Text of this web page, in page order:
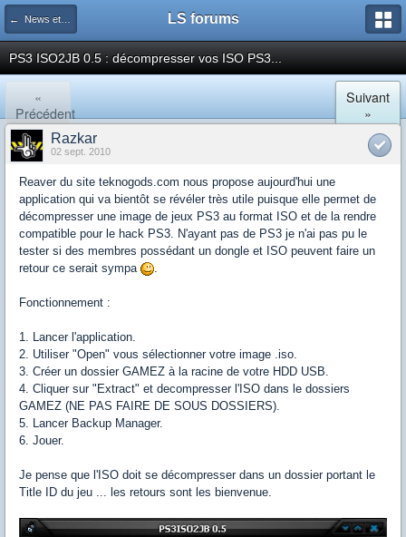
← News et actualités postées sur LS LS forums
PS3 ISO2JB 0.5 : décompresser vos ISO PS3...
«
Précédent
Suivant
»
Razkar
02 sept. 2010
Reaver du site teknogods.com nous propose aujourd'hui une
application qui va bientôt se révéler très utile puisque elle permet de
décompresser une image de jeux PS3 au format ISO et de la rendre
compatible pour le hack PS3. N'ayant pas de PS3 je n'ai pas pu le
tester si des membres possédant un dongle et ISO peuvent faire un
retour ce serait sympa
.
Fonctionnement :
1. Lancer l'application.
2. Utiliser "Open" vous sélectionner votre image .iso.
3. Créer un dossier GAMEZ à la racine de votre HDD USB.
4. Cliquer sur "Extract" et decompresser l'ISO dans le dossiers
GAMEZ (NE PAS FAIRE DE SOUS DOSSIERS).
5. Lancer Backup Manager.
6. Jouer.
Je pense que l'ISO doit se décompresser dans un dossier portant le
Title ID du jeu ... les retours sont les bienvenue.